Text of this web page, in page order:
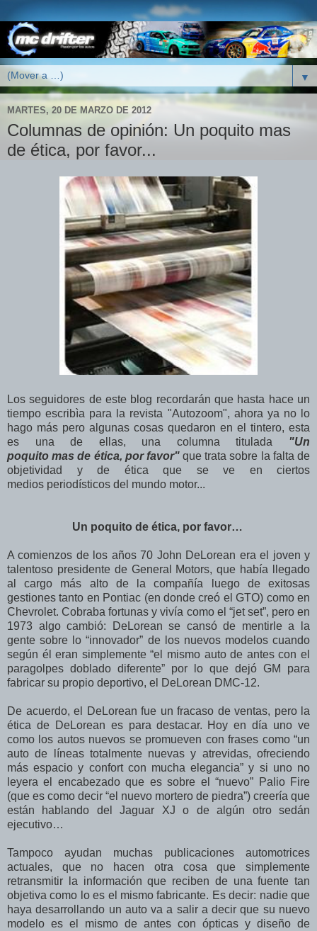
▼
MARTES, 20 DE MARZO DE 2012
Columnas de opinión: Un poquito mas
de ética, por favor...
Los seguidores de este blog recordarán que hasta hace un
tiempo escribìa para la revista "Autozoom", ahora ya no lo
hago más pero algunas cosas quedaron en el tintero, esta
es una de ellas, una columna titulada "Un
poquito mas de ética, por favor"que trata sobre la falta de
objetividad y de ética que se ve en ciertos
medios periodísticos del mundo motor...
Un poquito de ética, por favor…
A comienzos de los años 70 John DeLorean era el joven y
talentoso presidente de General Motors, que había llegado
al cargo más alto de la compañía luego de exitosas
gestiones tanto en Pontiac (en donde creó el GTO) como en
Chevrolet. Cobraba fortunas y vivía como el “jet set”, pero en
1973 algo cambió: DeLorean se cansó de mentirle a la
gente sobre lo “innovador” de los nuevos modelos cuando
según él eran simplemente “el mismo auto de antes con el
paragolpes doblado diferente” por lo que dejó GM para
fabricar su propio deportivo, el DeLorean DMC-12.
De acuerdo, el DeLorean fue un fracaso de ventas, pero la
ética de DeLorean es para destacar. Hoy en día uno ve
como los autos nuevos se promueven con frases como “un
auto de líneas totalmente nuevas y atrevidas, ofreciendo
más espacio y confort con mucha elegancia” y si uno no
leyera el encabezado que es sobre el “nuevo” Palio Fire
(que es como decir “el nuevo mortero de piedra”) creería que
están hablando del Jaguar XJ o de algún otro sedán
ejecutivo…
Tampoco ayudan muchas publicaciones automotrices
actuales, que no hacen otra cosa que simplemente
retransmitir la información que reciben de una fuente tan
objetiva como lo es el mismo fabricante. Es decir: nadie que
haya desarrollando un auto va a salir a decir que su nuevo
modelo es el mismo de antes con ópticas y diseño de